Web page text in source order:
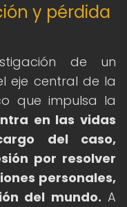
y pérdida
de un
eje central de la
que impulsa la
en las vidas
del caso,
por resolver
personales,
del mundo. A